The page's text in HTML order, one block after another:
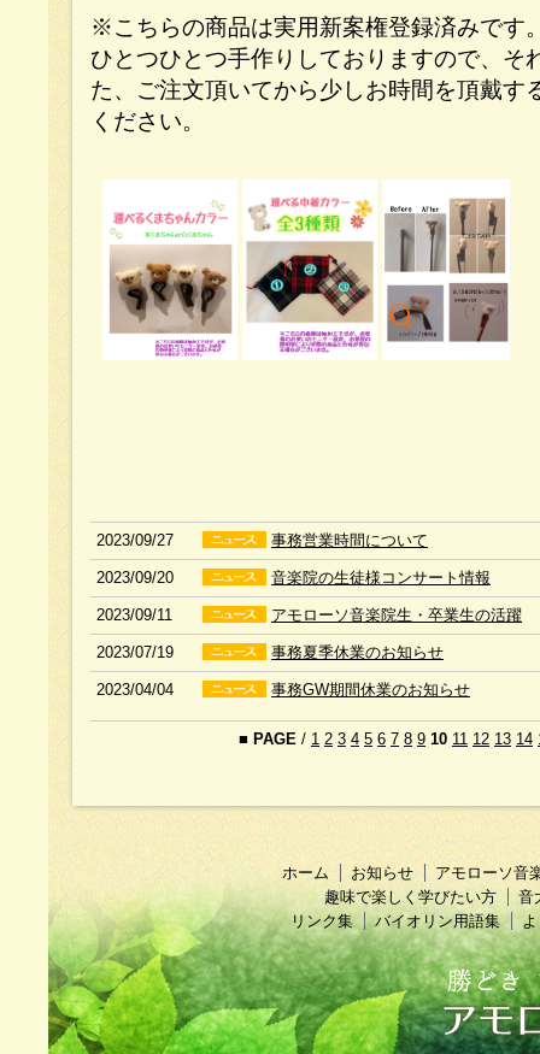
※こちらの商品は実用新案権登録済みです
ひとつひとつ手作りしておりますので、そ
た、ご注文頂いてから少しお時間を頂戴す
ください。
2023/09/27 事務営業時間について
2023/09/20 音楽院の生徒様コンサート情報
2023/09/11 アモローソ音楽院生・卒業生の活躍
2023/07/19 事務夏季休業のお知らせ
2023/04/04 事務GW期間休業のお知らせ
■ PAGE / 1 2 3 4 5 6 7 8 9 10 11 12 13 14
ホーム お知らせ
アモローソ音
趣味で楽しく学びたい方
音
リンク集
バイオリン用語集